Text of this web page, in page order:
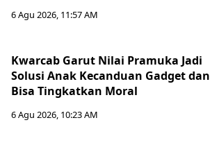
6 Agu 2026, 11:57 AM
Kwarcab Garut Nilai Pramuka Jadi
Solusi Anak Kecanduan Gadget dan
Bisa Tingkatkan Moral
6 Agu 2026, 10:23 AM